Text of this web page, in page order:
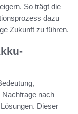
So trägt die
dazu
Zukunft zu führen.
Nachfrage nach
Dieser